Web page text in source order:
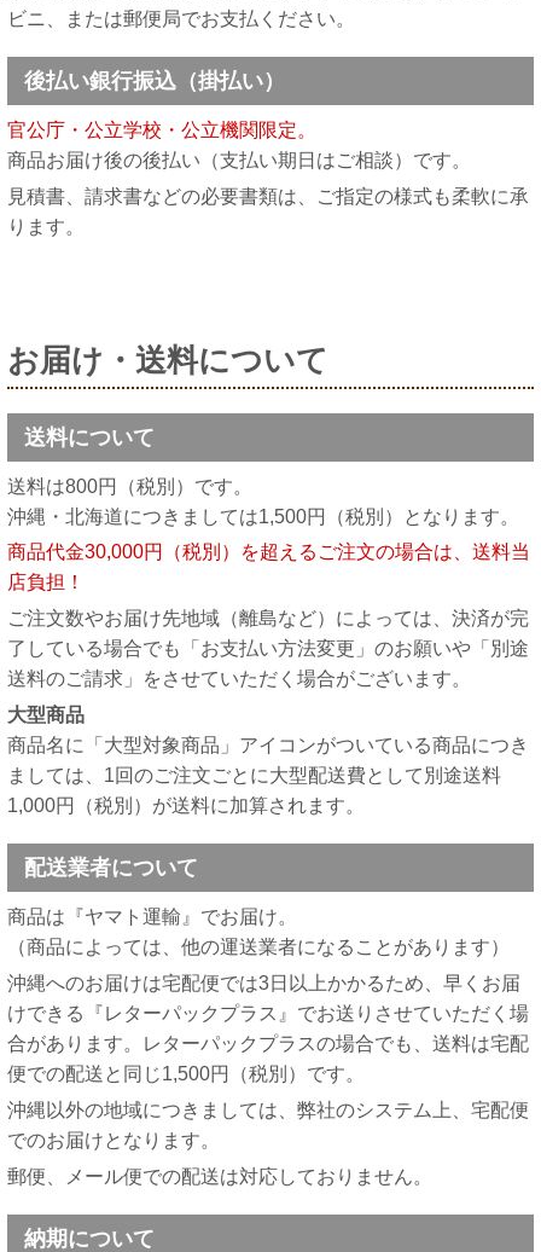
ビニ、または郵便局でお支払ください。
後払い銀行振込（掛払い）
官公庁・公立学校・公立機関限定。
商品お届け後の後払い（支払い期日はご相談）です。
見積書、請求書などの必要書類は、ご指定の様式も柔軟に承
ります。
お届け・送料について
送料について
送料は800円（税別）です。
沖縄・北海道につきましては1,500円（税別）となります。
商品代金30,000円（税別）を超えるご注文の場合は、送料当
店負担！
ご注文数やお届け先地域（離島など）によっては、決済が完
了している場合でも「お支払い方法変更」のお願いや「別途
送料のご請求」をさせていただく場合がございます。
大型商品
商品名に「大型対象商品」アイコンがついている商品につき
ましては、1回のご注文ごとに大型配送費として別途送料
1,000円（税別）が送料に加算されます。
配送業者について
商品は『ヤマト運輸』でお届け。
（商品によっては、他の運送業者になることがあります）
沖縄へのお届けは宅配便では3日以上かかるため、早くお届
けできる『レターパックプラス』でお送りさせていただく場
合があります。レターパックプラスの場合でも、送料は宅配
便での配送と同じ1,500円（税別）です。
沖縄以外の地域につきましては、弊社のシステム上、宅配便
でのお届けとなります。
郵便、メール便での配送は対応しておりません。
納期について